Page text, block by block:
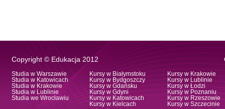
Copyright © Edukacja 2012
Studia w Warszawie
Studia w Katowicach
Studia w Krakowie
Studia w Lublinie
Studia we Wrocławiu
Kursy w Białymstoku
Kursy w Bydgoszczy
Kursy w Gdańsku
Kursy w Gdyni
Kursy w Katowicach
Kursy w Kielcach
Kursy w Krakowie
Kursy w Lublinie
Kursy w Łodzi
Kursy w Poznaniu
Kursy w Rzeszowie
Kursy w Szczecinie